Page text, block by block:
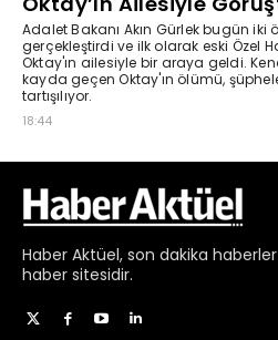
Haber Aktüel, son dakika haberler
haber sitesidir.